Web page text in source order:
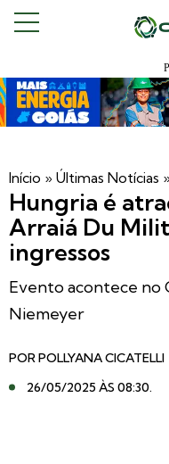
Início » Últimas Notícias »
Hungria é
Arraiá Du
ingressos
Evento acontece
Niemeyer
PORPOLLYANA CICATELLI
26/05/2025 ÀS 08:30.